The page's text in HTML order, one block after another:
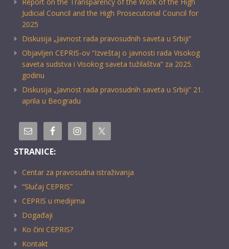
Report on the Transparency of the Work of the High
Judicial Council and the High Prosecutorial Council for
2025
Diskusija „Javnost rada pravosudnih saveta u Srbiji“
Objavljen CEPRIS-ov “Izveštaj o javnosti rada Visokog
saveta sudstva i Visokog saveta tužilaštva” za 2025.
godinu
Diskusija „Javnost rada pravosudnih saveta u Srbiji” 21.
aprila u Beogradu
STRANICE:
Centar za pravosudna istraživanja
“Slučaj CEPRIS”
CEPRIS u medijima
Događaji
Ko čini CEPRIS?
Kontakt